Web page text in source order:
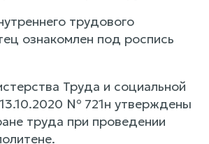
трудового
ознакомлен под роспись
Труда и социальной
№ 721н утверждены
труда при проведении